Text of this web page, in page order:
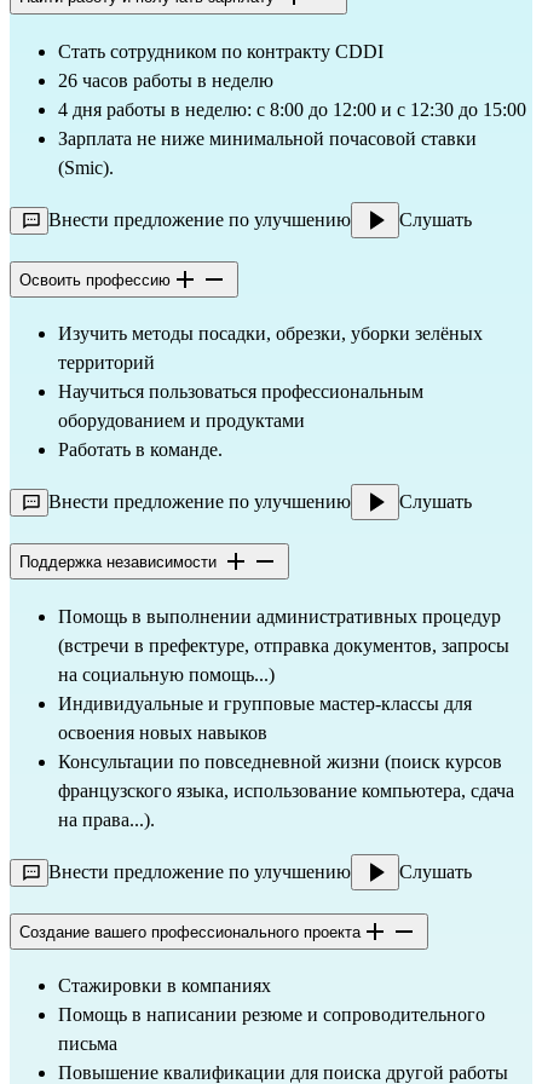
Стать сотрудником по контракту CDDI
26 часов работы в неделю
4 дня работы в неделю: с 8:00 до 12:00 и с 12:30 до 15:00
Зарплата не ниже минимальной почасовой ставки
(Smic).
Внести предложение по улучшению Слушать
Освоить профессию
Изучить методы посадки, обрезки, уборки зелёных
территорий
Научиться пользоваться профессиональным
оборудованием и продуктами
Работать в команде.
Внести предложение по улучшению Слушать
Поддержка независимости
Помощь в выполнении административных процедур
(встречи в префектуре, отправка документов, запросы
на социальную помощь...)
Индивидуальные и групповые мастер-классы для
освоения новых навыков
Консультации по повседневной жизни (поиск курсов
французского языка, использование компьютера, сдача
на права...).
Внести предложение по улучшению Слушать
Создание вашего профессионального проекта
Стажировки в компаниях
Помощь в написании резюме и сопроводительного
письма
Повышение квалификации для поиска другой работы